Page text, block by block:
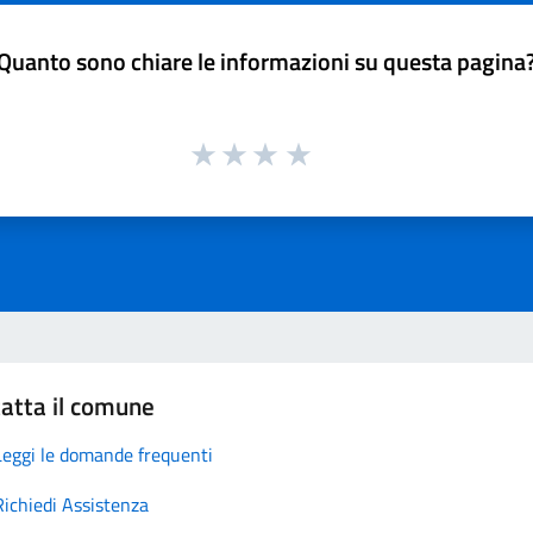
sono chiare le informazioni su questa
il comune
le domande frequenti
Assistenza